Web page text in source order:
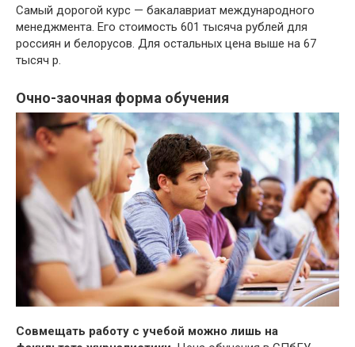
Самый дорогой курс — бакалавриат международного
менеджмента. Его стоимость 601 тысяча рублей для
россиян и белорусов. Для остальных цена выше на 67
тысяч р.
Очно-заочная форма обучения
Совмещать работу с учебой можно лишь на